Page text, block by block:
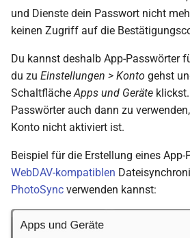
und Dienste dein Passwort nicht
keinen Zugriff auf die
Du kannst deshalb App-Passwörter
du zu Einstellungen > Konto gehst
SchaltflächeApps und Geräte
Passwörter auch dann zu
Konto nicht aktiviert ist.
Beispiel für die Erstellung eines
WebDAV-kompatiblen
PhotoSync verwenden kannst: